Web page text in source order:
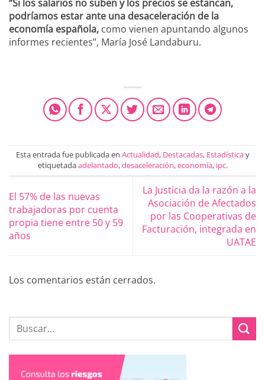
“Si los salarios no suben y los precios se estancan,
podríamos estar ante una desaceleración de la
economía española, como vienen apuntando algunos
informes recientes”, María José Landaburu.
Esta entrada fue publicada en Actualidad, Destacadas, Estadísticay
etiquetadaadelantado,desaceleración,economía, ipc.
El 57% de las nuevas
trabajadoras por cuenta
propia tiene entre 50 y 59
años
La Justicia da la razón a la
Asociación de Afectados
por las Cooperativas de
Facturación, integrada en
UATAE
Los comentarios están cerrados.